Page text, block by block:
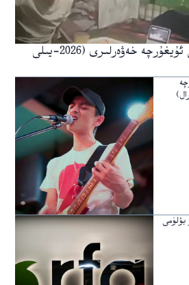
ئەركىن ئاسىيا رادىيوسى ئۇيغۇرچە خەۋەرلىرى (2026-يىلى
بۆلۈمى